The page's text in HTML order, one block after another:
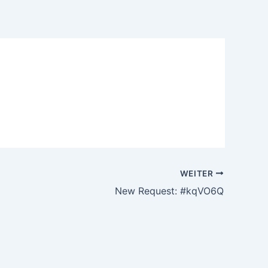
WEITER
New Request: #kqVO6Q